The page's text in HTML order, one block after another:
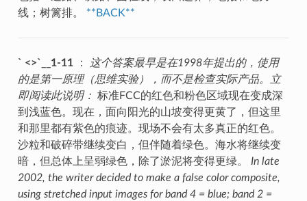
线；树篱排。 **BACK**
` <>`__1-11：
这个答案最早是在1998年提出的，使用
的是第一原理（思维实验），而不是检查实际产品。立
即阅读此说明： 标准FCC的红色和粉色区域现在变成深
到浅蓝色。现在，面向阳光的山坡变得更黄了，但这里
和那里都有紫色的痕迹。现场不会有太多真正的红色。
沙粒和破碎带继续变白，但伴随着绿色。海水将继续变
暗，但总体上呈弱绿色，除了淤泥将变得更绿。 In late
2002, the writer decided to make a false color composite,
using stretched input images for band 4 = blue; band 2 =